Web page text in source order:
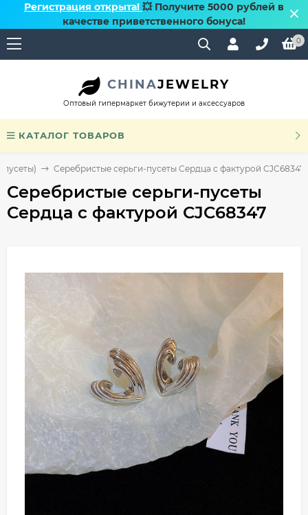
Регистрация открыта! 💥 Получите 5000 рублей в
качестве приветственного бонуса!
0
CHINAJEWELRY
Оптовый гипермаркет бижутерии и аксессуаров
КАТАЛОГ ТОВАРОВ
Серебристые серьги-пусеты Сердца с фактурой CJC68347
Серебристые серьги-пусеты
Сердца с фактурой CJC68347